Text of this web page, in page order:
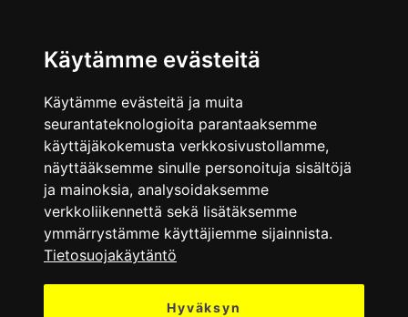
Käytämme evästeitä
Käytämme evästeitä ja muita
seurantateknologioita parantaaksemme
käyttäjäkokemusta verkkosivustollamme,
näyttääksemme sinulle personoituja sisältöjä
ja mainoksia, analysoidaksemme
verkkoliikennettä sekä lisätäksemme
ymmärrystämme käyttäjiemme sijainnista.
Tietosuojakäytäntö
Hyväksyn